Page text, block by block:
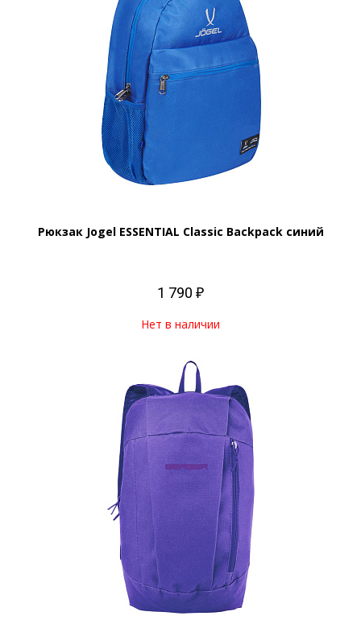
Рюкзак Jogel ESSENTIAL Classic Backpack синий
1 790 ₽
Нет в наличии